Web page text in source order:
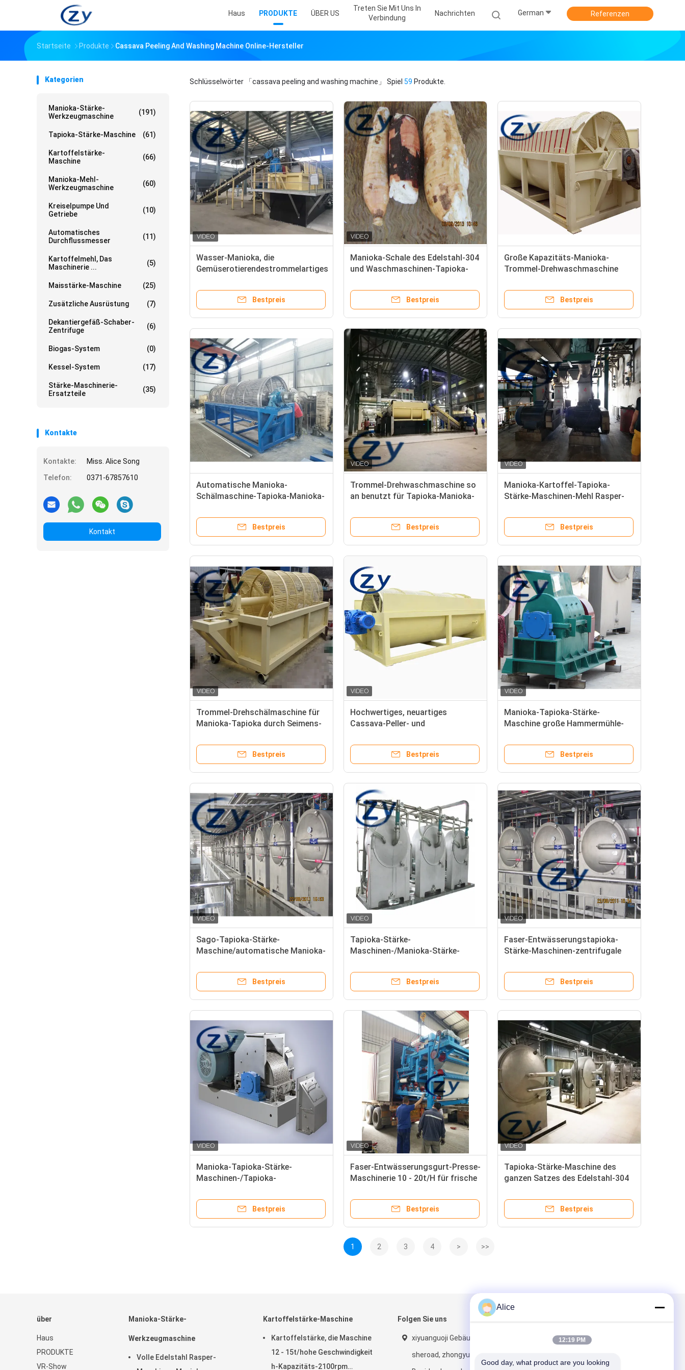
Haus PRODUKTE ÜBER US
Treten Sie Mit Uns In
Verbindung
Nachrichten German Referenzen
Startseite Produkte Cassava Peeling And Washing Machine Online-Hersteller
Kategorien
Manioka-Stärke-
Werkzeugmaschine
(191)
Tapioka-Stärke-Maschine (61)
Kartoffelstärke-
Maschine
(66)
Manioka-Mehl-
Werkzeugmaschine
(60)
Kreiselpumpe Und
Getriebe
(10)
Automatisches
Durchflussmesser
(11)
Kartoffelmehl, Das
Maschinerie ...
(5)
Maisstärke-Maschine (25)
Zusätzliche Ausrüstung (7)
Dekantiergefäß-Schaber-
Zentrifuge
(6)
Biogas-System (0)
Kessel-System (17)
Stärke-Maschinerie-
Ersatzteile
(35)
Kontakte
Kontakte:
Miss. Alice Song
Telefon:
0371-67857610
Kontakt
Schlüsselwörter 「cassava peeling and washing machine」 Spiel 59 Produkte.
Wasser-Manioka, die
Gemüserotierendestrommelartiges
abzieht
Bestpreis
Manioka-Schale des Edelstahl-304
und Waschmaschinen-Tapioka-
Bestpreis
Große Kapazitäts-Manioka-
Trommel-Drehwaschmaschine
Bestpreis
Automatische Manioka-
Schälmaschine-Tapioka-Manioka-
Bestpreis
Trommel-Drehwaschmaschine so
an benutzt für Tapioka-Manioka-
Bestpreis
Manioka-Kartoffel-Tapioka-
Stärke-Maschinen-Mehl Rasper-
Bestpreis
Trommel-Drehschälmaschine für
Manioka-Tapioka durch Seimens-
Bestpreis
Hochwertiges, neuartiges
Cassava-Peller- und
Bestpreis
Manioka-Tapioka-Stärke-
Maschine große Hammermühle-
Kapazität
Bestpreis
Sago-Tapioka-Stärke-
Maschine/automatische Manioka-
Bestpreis
Tapioka-Stärke-
Maschinen-/Manioka-Stärke-
Edelstahl-304
Bestpreis
Faser-Entwässerungstapioka-
Stärke-Maschinen-zentrifugale
Bestpreis
Manioka-Tapioka-Stärke-
Maschinen-/Tapioka-
Funktions
Bestpreis
Faser-Entwässerungsgurt-Presse-
Maschinerie 10 - 20t/H für frische
Bestpreis
Tapioka-Stärke-Maschine des
ganzen Satzes des Edelstahl-304
Bestpreis
1 2 3 4 > >>
über
Haus
PRODUKTE
VR-Show
Manioka-Stärke-
Werkzeugmaschine
Volle Edelstahl Rasper-
Kartoffelstärke-Maschine
Kartoffelstärke, die Maschine
12 - 15t/hohe Geschwindigkeit
h-Kapazitäts-2100rpm
Folgen Sie uns
xiyuanguoji Gebäude, jian
sheroad, zhongyuan
Alice
12:19 PM
Good day, what product are you looking